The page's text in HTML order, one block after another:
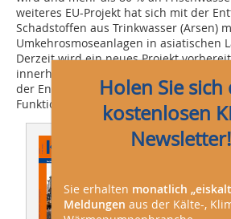
weiteres EU-Projekt hat sich mit der
Schadstoffen aus Trinkwasser (Arsen)
Umkehrosmoseanlagen in asiatischen
Derzeit wird ein neues Projekt
innerhalb eines Netzwerks von
der Entwicklung von Membranen mit
Funktionsschichten zur
Dieser
Holen Sie sich
kostenlosen
Newsletter!
Sie erhalten monatlich
Meldungen aus der Kälte-,